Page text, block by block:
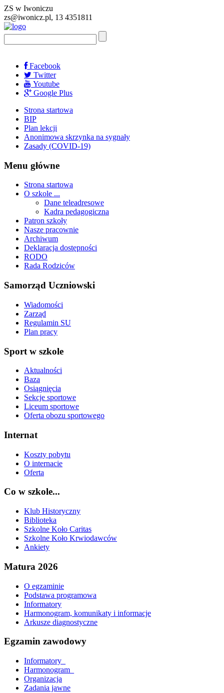
ZS w Iwoniczu
zs@iwonicz.pl, 13 4351811
Facebook
Twitter
Youtube
Google Plus
Strona startowa
BIP
Plan lekcji
Anonimowa skrzynka na sygnały
Zasady (COVID-19)
Menu główne
Strona startowa
O szkole ...
Dane teleadresowe
Kadra pedagogiczna
Patron szkoły
Nasze pracownie
Archiwum
Deklaracja dostępności
RODO
Rada Rodziców
Samorząd Uczniowski
Wiadomości
Zarząd
Regulamin SU
Plan pracy
Sport w szkole
Aktualności
Baza
Osiągnięcia
Sekcje sportowe
Liceum sportowe
Oferta obozu sportowego
Internat
Koszty pobytu
O internacie
Oferta
Co w szkole...
Klub Historyczny
Biblioteka
Szkolne Koło Caritas
Szkolne Koło Krwiodawców
Ankiety
Matura 2026
O egzaminie
Podstawa programowa
Informatory
Harmonogram, komunikaty i informacje
Arkusze diagnostyczne
Egzamin zawodowy
Informatory_
Harmonogram_
Organizacja
Zadania jawne